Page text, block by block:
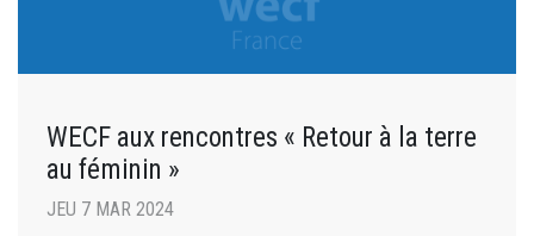
WECF aux rencontres « Retour à la terre
au féminin »
JEU 7 MAR 2024